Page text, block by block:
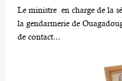
Le ministre en charge de la
la gendarmerie de
de contact...